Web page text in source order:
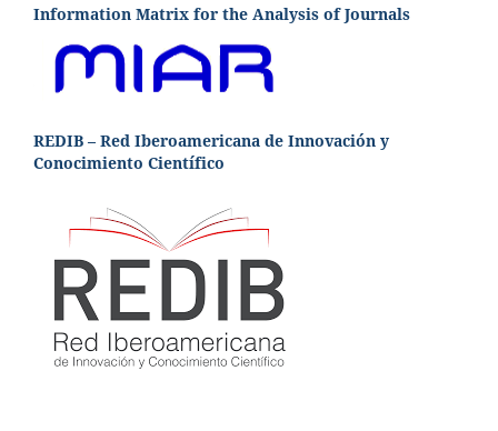
Information Matrix for the Analysis of Journals
REDIB – Red Iberoamericana de Innovación y
Conocimiento Científico